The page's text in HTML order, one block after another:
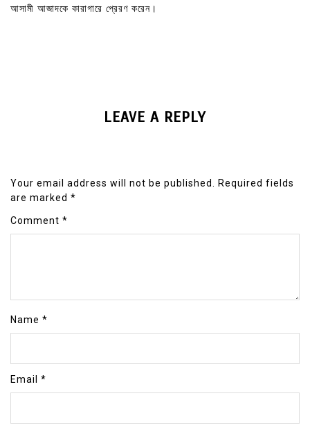
আসামী আজাদকে কারাগারে প্রেরণ করেন।
LEAVE A REPLY
Your email address will not be published.
Required fields
are marked *
Comment *
Name *
Email *